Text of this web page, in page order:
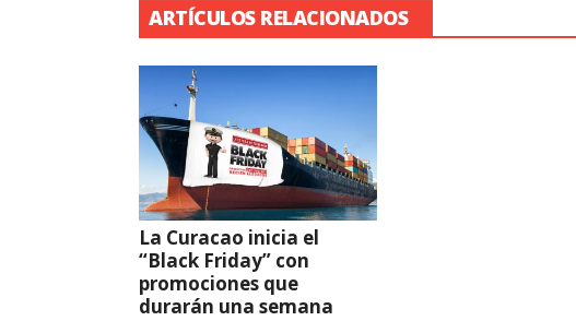
ARTÍCULOS RELACIONADOS
La Curacao inicia el
“Black Friday” con
promociones que
durarán una semana